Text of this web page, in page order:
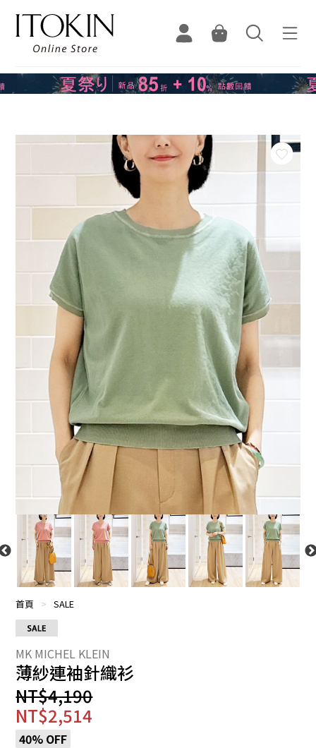
首頁 > SALE
薄紗連袖針織衫
NT$4,190
NT$2,514
40% OFF